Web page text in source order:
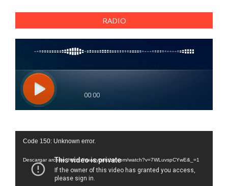
RADIO
Reproductor
vídeo
Code 150: Unknown error.
Descargar archivo: https://www.youtube.com/watch?v=7WLuvspCYwE&_=1